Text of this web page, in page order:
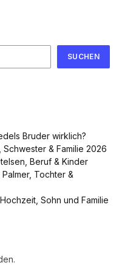
SUCHEN
Bruder wirklich?
& Familie 2026
Beruf & Kinder
Tochter &
Sohn und Familie